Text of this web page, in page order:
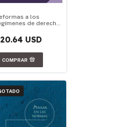
a los
de derecho
la Ley de bases
USD